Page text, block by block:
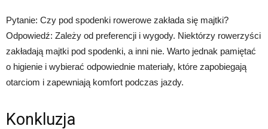
Pytanie: Czy pod spodenki rowerowe zakłada się majtki?
Odpowiedź: Zależy od preferencji i wygody. Niektórzy rowerzyści
zakładają majtki pod spodenki, a inni nie. Warto jednak pamiętać
o higienie i wybierać odpowiednie materiały, które zapobiegają
otarciom i zapewniają komfort podczas jazdy.
Konkluzja